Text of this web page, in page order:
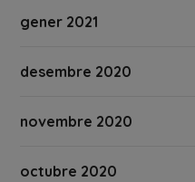
gener 2021
desembre 2020
novembre 2020
octubre 2020